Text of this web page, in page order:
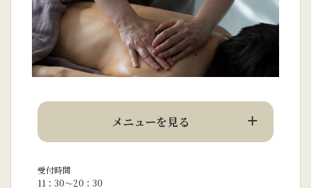
メニューを見る
受付時間
11：30～20：30